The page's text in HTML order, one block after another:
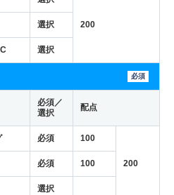
200
選択
選択
必須
必須／
選択
配点
必須 100
200
必須 100
選択